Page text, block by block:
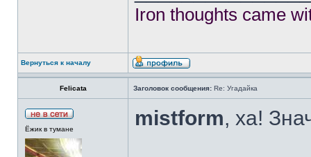
Iron thoughts came
Вернуться к началу
Felicata Заголовок сообщения: Re: Угадайка
Ёжик в тумане mistform, ха!